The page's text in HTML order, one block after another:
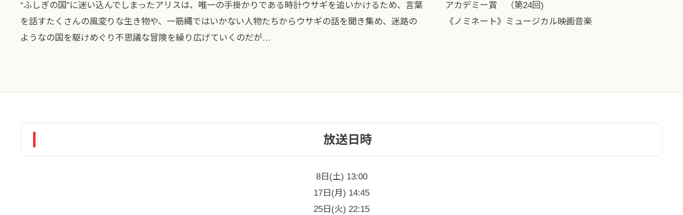
“ふしぎの国”に迷い込んでしまったアリスは、唯一の手掛かりである時計ウサギを追いかけるため、言葉
を話すたくさんの風変りな生き物や、一筋縄ではいかない人物たちからウサギの話を聞き集め、迷路の
ようなの国を駆けめぐり不思議な冒険を繰り広げていくのだが…
アカデミー賞 （第24回)
《ノミネート》ミュージカル映画音楽
放送日時
8日(土) 13:00
17日(月) 14:45
25日(火) 22:15